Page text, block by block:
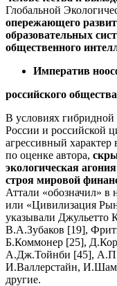
Глобальной
опережающего
образовательных
общественного
Императив
российского
В условиях
России и российской
агрессивный характер
по оценке автора,
экологическая
строя мировой
Аттали «обозначил» в
или «Цивилизация
указывали
В.А.Зубаков [19],
Б.Коммонер [25],
А.Дж.Тойнби [45],
И.Валлерстайн,
другие.